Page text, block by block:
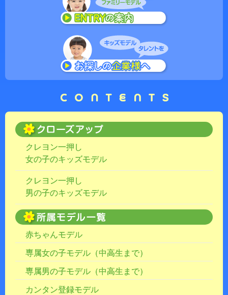
クレヨン一押し
女の子のキッズモデル
クレヨン一押し
男の子のキッズモデル
赤ちゃんモデル
専属女の子モデル（中高生まで）
専属男の子モデル（中高生まで）
カンタン登録モデル